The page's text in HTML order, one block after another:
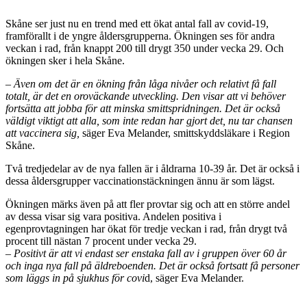
Skåne ser just nu en trend med ett ökat antal fall av covid-19,
framförallt i de yngre åldersgrupperna. Ökningen ses för andra
veckan i rad, från knappt 200 till drygt 350 under vecka 29. Och
ökningen sker i hela Skåne.
– Även om det är en ökning från låga nivåer och relativt få fall
totalt, är det en oroväckande utveckling. Den visar att vi behöver
fortsätta att jobba för att minska smittspridningen. Det är också
väldigt viktigt att alla, som inte redan har gjort det, nu tar chansen
att vaccinera sig, säger Eva Melander, smittskyddsläkare i Region
Skåne.
Två tredjedelar av de nya fallen är i åldrarna 10-39 år. Det är också i
dessa åldersgrupper vaccinationstäckningen ännu är som lägst.
Ökningen märks även på att fler provtar sig och att en större andel
av dessa visar sig vara positiva. Andelen positiva i
egenprovtagningen har ökat för tredje veckan i rad, från drygt två
procent till nästan 7 procent under vecka 29.
– Positivt är att vi endast ser enstaka fall av i gruppen över 60 år
och inga nya fall på äldreboenden. Det är också fortsatt få personer
som läggs in på sjukhus för covid, säger Eva Melander.